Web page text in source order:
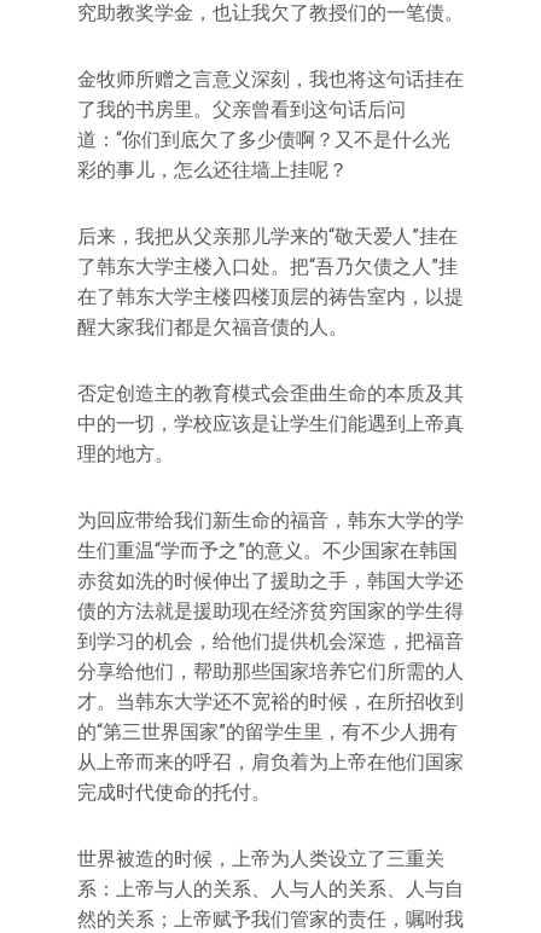
究助教奖学金，也让我欠了教授们的一笔债。
金牧师所赠之言意义深刻，我也将这句话挂在
了我的书房里。父亲曾看到这句话后问
道：“你们到底欠了多少债啊？又不是什么光
彩的事儿，怎么还往墙上挂呢？
后来，我把从父亲那儿学来的“敬天爱人”挂在
了韩东大学主楼入口处。把“吾乃欠债之人”挂
在了韩东大学主楼四楼顶层的祷告室内，以提
醒大家我们都是欠福音债的人。
否定创造主的教育模式会歪曲生命的本质及其
中的一切，学校应该是让学生们能遇到上帝真
理的地方。
为回应带给我们新生命的福音，韩东大学的学
生们重温“学而予之”的意义。不少国家在韩国
赤贫如洗的时候伸出了援助之手，韩国大学还
债的方法就是援助现在经济贫穷国家的学生得
到学习的机会，给他们提供机会深造，把福音
分享给他们，帮助那些国家培养它们所需的人
才。当韩东大学还不宽裕的时候，在所招收到
的“第三世界国家”的留学生里，有不少人拥有
从上帝而来的呼召，肩负着为上帝在他们国家
完成时代使命的托付。
世界被造的时候，上帝为人类设立了三重关
系：上帝与人的关系、人与人的关系、人与自
然的关系；上帝赋予我们管家的责任，嘱咐我